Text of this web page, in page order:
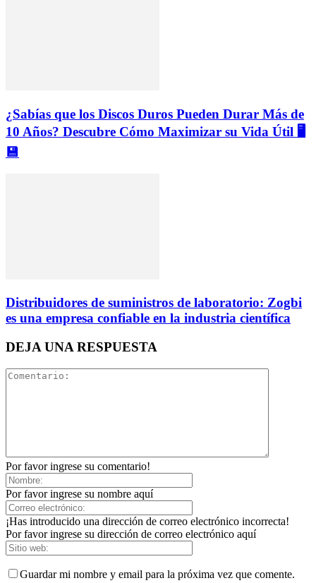
¿Sabías que los Discos Duros Pueden Durar Más de
10 Años? Descubre Cómo Maximizar su Vida Útil 🖥️
💾
Distribuidores de suministros de laboratorio: Zogbi
es una empresa confiable en la industria científica
DEJA UNA RESPUESTA
Por favor ingrese su comentario!
Por favor ingrese su nombre aquí
¡Has introducido una dirección de correo electrónico incorrecta!
Por favor ingrese su dirección de correo electrónico aquí
Guardar mi nombre y email para la próxima vez que comente.